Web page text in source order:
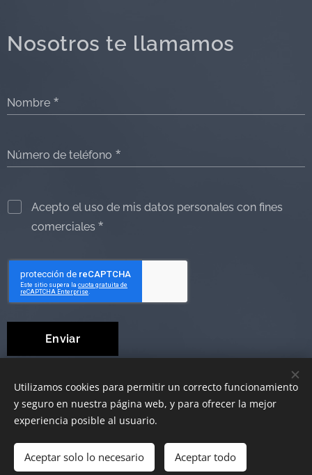
Añadir a la cesta
Nosotros te llamamos
Nombre
Número de teléfono
Acepto el uso de mis datos personales con fines
comerciales
Enviar
© 2019 Ayudas Técnicas al Dependiente Cookies
Utilizamos cookies para permitir un correcto funcionamiento
y seguro en nuestra página web, y para ofrecer la mejor
experiencia posible al usuario.
Aceptar solo lo necesario Aceptar todo